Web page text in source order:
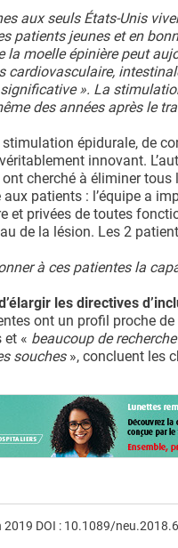
aux seuls États-Unis
patients jeunes et en
moelle épinière peut
significative ». La
des années après le
stimulation épidurale, de
innovant.
ont cherché à éliminer
patients : l’équipe a
et privées de toutes
de la lésion. Les 2
à ces patientes la
les directives
ont un profil proche
et « beaucoup de
souches», concluent les
DOI : 10.1089/